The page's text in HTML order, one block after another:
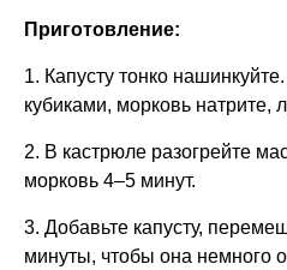
Приготовление:
1. Капусту тонко
кубиками, морковь натрите,
2. В кастрюле разогрейте
морковь 4–5 минут.
3. Добавьте капусту,
минуты, чтобы она немного